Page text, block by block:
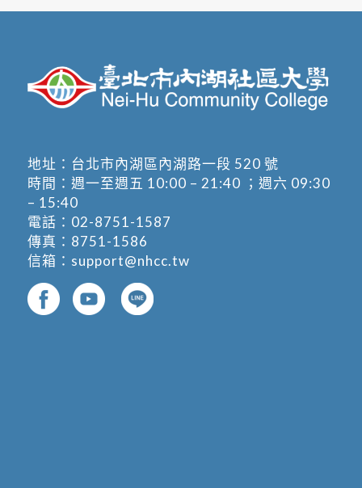
地址： 台北市內湖區內湖路一段 520 號
時間：週一至週五 10:00 – 21:40 ；週六 09:30
– 15:40
電話： 02-8751-1587
傳真：8751-1586
信箱： support@nhcc.tw